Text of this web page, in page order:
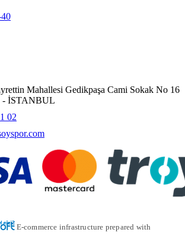
Mahallesi Gedikpaşa Cami Sokak No 16
- İSTANBUL
02
E-commerce infrastructure prepared with